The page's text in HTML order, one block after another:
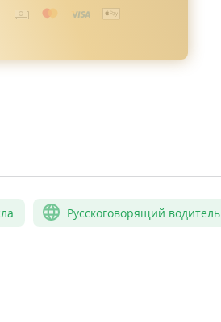
Русскоговорящий водитель